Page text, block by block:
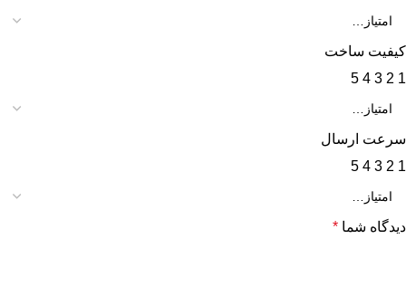
کیفیت ساخت
1
2
3
4
5
سرعت ارسال
1
2
3
4
5
دیدگاه شما *